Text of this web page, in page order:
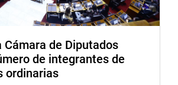
Cámara de Diputados
de integrantes de
ordinarias